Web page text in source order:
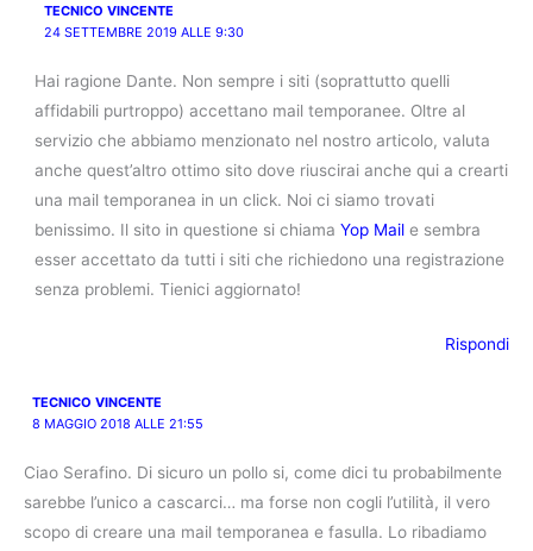
TECNICO VINCENTE
24 SETTEMBRE 2019 ALLE 9:30
Hai ragione Dante. Non sempre i siti (soprattutto quelli
affidabili purtroppo) accettano mail temporanee. Oltre al
servizio che abbiamo menzionato nel nostro articolo, valuta
anche quest’altro ottimo sito dove riuscirai anche qui a crearti
una mail temporanea in un click. Noi ci siamo trovati
benissimo. Il sito in questione si chiamaYop Mail e sembra
esser accettato da tutti i siti che richiedono una registrazione
senza problemi. Tienici aggiornato!
Rispondi
TECNICO VINCENTE
8 MAGGIO 2018 ALLE 21:55
Ciao Serafino. Di sicuro un pollo si, come dici tu probabilmente
sarebbe l’unico a cascarci… ma forse non cogli l’utilità, il vero
scopo di creare una mail temporanea e fasulla. Lo ribadiamo